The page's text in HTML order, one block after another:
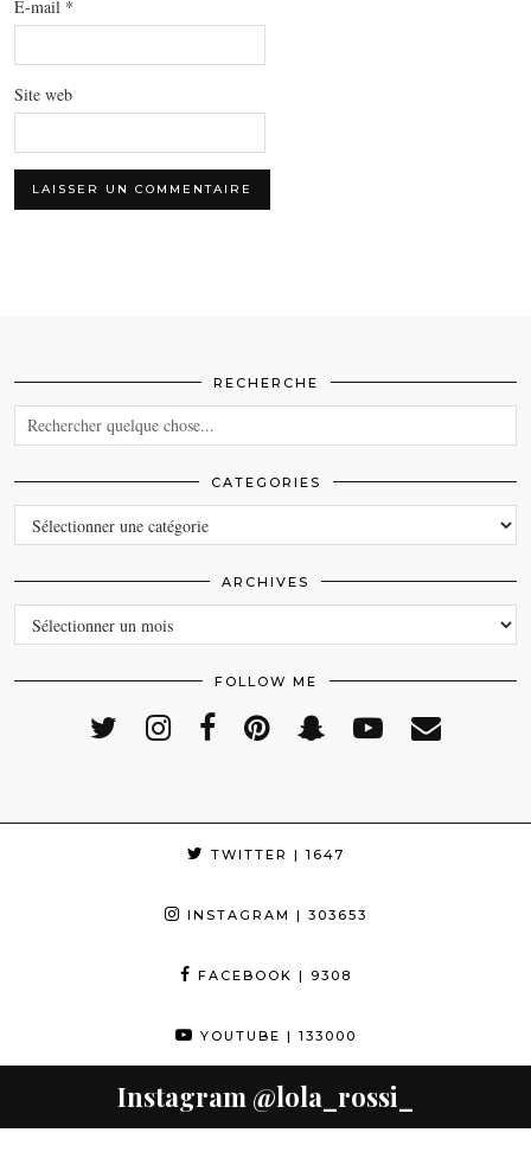
E-mail *
Site web
RECHERCHE
CATEGORIES
CATEGORIES
ARCHIVES
ARCHIVES
FOLLOW ME
TWITTER | 1647
INSTAGRAM | 303653
FACEBOOK | 9308
YOUTUBE | 133000
Instagram @lola_rossi_